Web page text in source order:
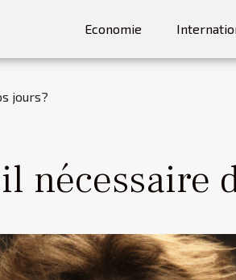
Economie
jours?
nécessaire